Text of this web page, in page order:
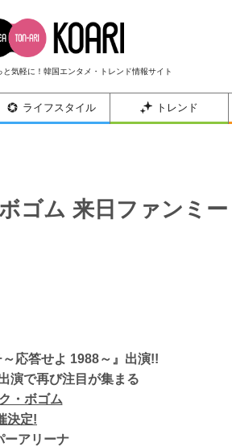
と気軽に！韓国エンタメ・トレンド情報サイト
ライフスタイル トレンド
ゴム 来日ファンミー
応答せよ 1988～』出演!!
演で再び注目が集まる
・ボゴム
決定!
ーアリーナ